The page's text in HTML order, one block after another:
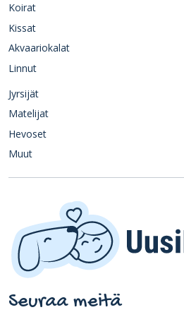
Koirat
Kissat
Akvaariokalat
Linnut
Jyrsijät
Matelijat
Hevoset
Muut
Seuraa meitä